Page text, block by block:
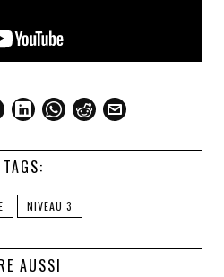
TAGS:
NIVEAU 3
AUSSI